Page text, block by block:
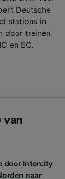
Deutsche
stations in
door treinen
en EC.
van
door Intercity
naar